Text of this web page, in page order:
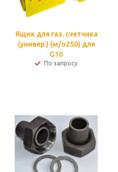
Ящик для газ. счетчика
(универ.) (м/о250) для
G10
По запросу